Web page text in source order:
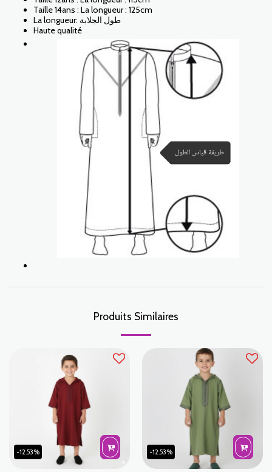
Taille 14ans : La longueur : 125cm
La longueur: طول الجلابة
Haute qualité
Produits Similaires
-12.53% -12.53%